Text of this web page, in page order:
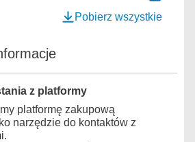
Pobierz wszystkie
z platformy
platformę zakupową
narzędzie do kontaktów z